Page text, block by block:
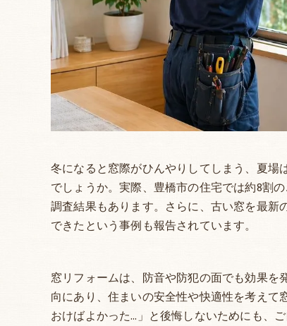
冬になると窓際がひんやりしてしまう、夏
でしょうか。実際、豊橋市の住宅では約8割
調査結果もあります。さらに、古い窓を最
できたという事例も報告されています。
窓リフォームは、防音や防犯の面でも効果
向にあり、住まいの安全性や快適性を考え
おけばよかった…」と後悔しないためにも、